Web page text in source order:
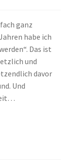
ganz
habe ich
Das ist
und
davor
Und